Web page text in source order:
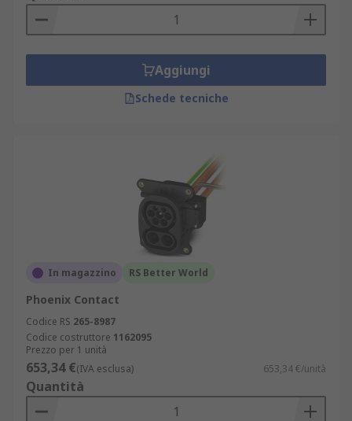
Aggiungi
Schede tecniche
In magazzino RS Better World
Phoenix Contact
Codice RS 265-8987
Codice costruttore 1162095
Prezzo per 1 unità
653,34 €(IVA esclusa) 653,34 €/unità
Quantità